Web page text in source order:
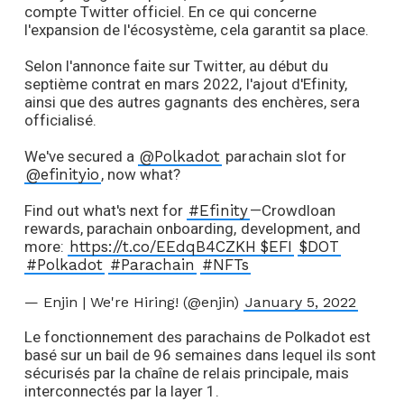
compte Twitter officiel. En ce qui concerne
l'expansion de l'écosystème, cela garantit sa place.
Selon l'annonce faite sur Twitter, au début du
septième contrat en mars 2022, l'ajout d'Efinity,
ainsi que des autres gagnants des enchères, sera
officialisé.
We've secured a @Polkadot parachain slot for
@efinityio , now what?
Find out what's next for #Efinity—Crowdloan
rewards, parachain onboarding, development, and
more: https://t.co/EEdqB4CZKH $EFI $DOT
#Polkadot #Parachain #NFTs
— Enjin | We're Hiring! (@enjin) January 5, 2022
Le fonctionnement des parachains de Polkadot est
basé sur un bail de 96 semaines dans lequel ils sont
sécurisés par la chaîne de relais principale, mais
interconnectés par la layer 1.